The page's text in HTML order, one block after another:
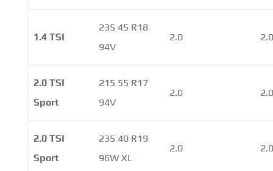
1.4 TSI
235 45 R18
94V
2.0
2.0 TSI
Sport
215 55 R17
94V
2.0
2.0 TSI
Sport
235 40 R19
96W XL
2.0